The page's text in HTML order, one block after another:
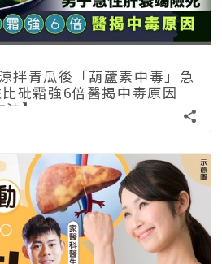
拌青瓜後「葫蘆素中毒」急
砒霜強6倍醫揭中毒原因
】